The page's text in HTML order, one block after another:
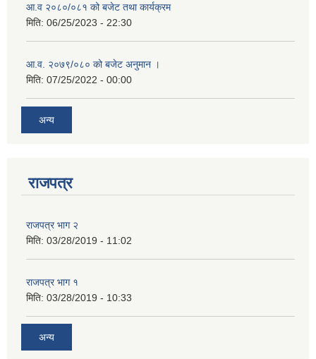
आ.व २०८०/०८१ को बजेट तथा कार्यक्रम
मिति: 06/25/2023 - 22:30
आ.व. २०७९/०८० को बजेट अनुमान ।
मिति: 07/25/2022 - 00:00
अन्य
राजपत्र
राजपत्र भाग २
मिति: 03/28/2019 - 11:02
राजपत्र भाग १
मिति: 03/28/2019 - 10:33
अन्य